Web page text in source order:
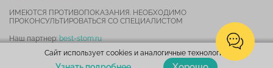
ИМЕЮТСЯ ПРОТИВОПОКАЗАНИЯ. НЕОБХОДИМО
ПРОКОНСУЛЬТИРОВАТЬСЯ СО СПЕЦИАЛИСТОМ
Наш партнер:best-stom.ru
Карта сайтаСайт использует cookies и аналогичные технологии.